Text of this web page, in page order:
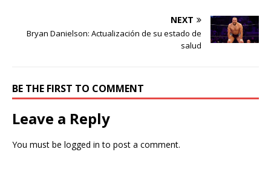
NEXT
Bryan Danielson: Actualización de su estado de
salud
BE THE FIRST TO COMMENT
Leave a Reply
You must be logged in to post a comment.